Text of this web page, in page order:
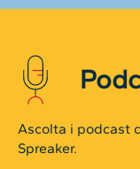
Ascolta i podcast
Spreaker.